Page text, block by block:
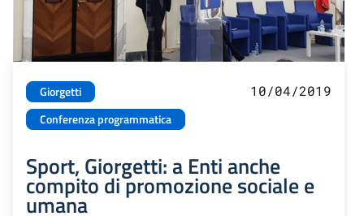
Giorgetti
Conferenza programmatica
10/04/2019
Sport, Giorgetti: a Enti anche
compito di promozione sociale e
umana